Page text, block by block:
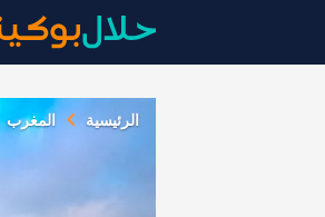
الرئيسية المغرب